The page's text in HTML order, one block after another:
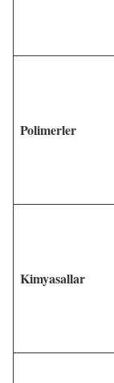
Polimerler
Kimyasallar